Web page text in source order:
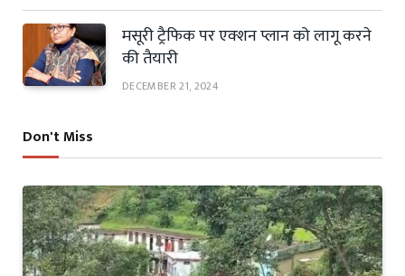
मसूरी ट्रैफिक पर एक्शन प्लान को लागू करने
की तैयारी
DECEMBER 21, 2024
Don't Miss